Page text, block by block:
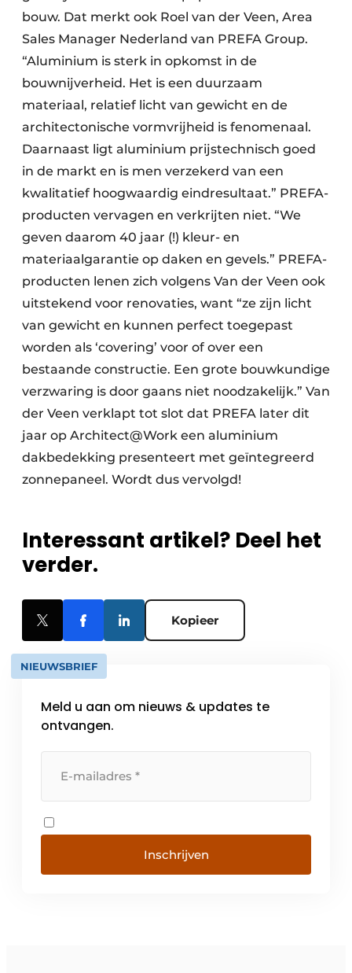
bouw. Dat merkt ook Roel van der Veen, Area
Sales Manager Nederland van PREFA Group.
“Aluminium is sterk in opkomst in de
bouwnijverheid. Het is een duurzaam
materiaal, relatief licht van gewicht en de
architectonische vormvrijheid is fenomenaal.
Daarnaast ligt aluminium prijstechnisch goed
in de markt en is men verzekerd van een
kwalitatief hoogwaardig eindresultaat.” PREFA-
producten vervagen en verkrijten niet. “We
geven daarom 40 jaar (!) kleur- en
materiaalgarantie op daken en gevels.” PREFA-
producten lenen zich volgens Van der Veen ook
uitstekend voor renovaties, want “ze zijn licht
van gewicht en kunnen perfect toegepast
worden als ‘covering’ voor of over een
bestaande constructie. Een grote bouwkundige
verzwaring is door gaans niet noodzakelijk.” Van
der Veen verklapt tot slot dat PREFA later dit
jaar op Architect@Work een aluminium
dakbedekking presenteert met geïntegreerd
zonnepaneel. Wordt dus vervolgd!
Interessant artikel? Deel het
verder.
Kopieer
NIEUWSBRIEF
Meld u aan om nieuws & updates te
ontvangen.
Inschrijven